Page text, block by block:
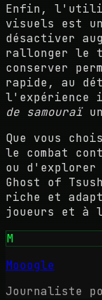
Enfin,
visuels est
désactiver
rallonger le
conserver
rapide, au
l'expérience
de samouraï
Que vous
le combat
ou d'explorer
Ghost of
riche et
joueurs et à
M
Mooogle
Journaliste